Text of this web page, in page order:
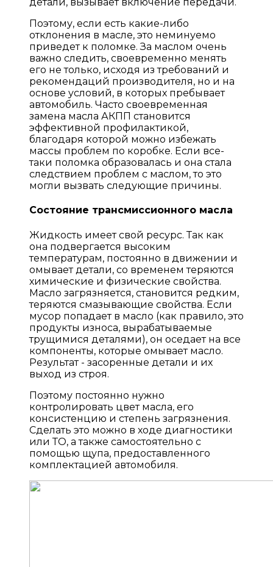
Поэтому, если есть какие-либо
отклонения в масле, это неминуемо
приведет к поломке. За маслом очень
важно следить, своевременно менять
его не только, исходя из требований и
рекомендаций производителя, но и на
основе условий, в которых пребывает
автомобиль. Часто своевременная
замена масла АКПП становится
эффективной профилактикой,
благодаря которой можно избежать
массы проблем по коробке. Если все-
таки поломка образовалась и она стала
следствием проблем с маслом, то это
могли вызвать следующие причины.
Состояние трансмиссионного масла
Жидкость имеет свой ресурс. Так как
она подвергается высоким
температурам, постоянно в движении и
омывает детали, со временем теряются
химические и физические свойства.
Масло загрязняется, становится редким,
теряются смазывающие свойства. Если
мусор попадает в масло (как правило, это
продукты износа, вырабатываемые
трущимися деталями), он оседает на все
компоненты, которые омывает масло.
Результат - засоренные детали и их
выход из строя.
Поэтому постоянно нужно
контролировать цвет масла, его
консистенцию и степень загрязнения.
Сделать это можно в ходе диагностики
или ТО, а также самостоятельно с
помощью щупа, предоставленного
комплектацией автомобиля.